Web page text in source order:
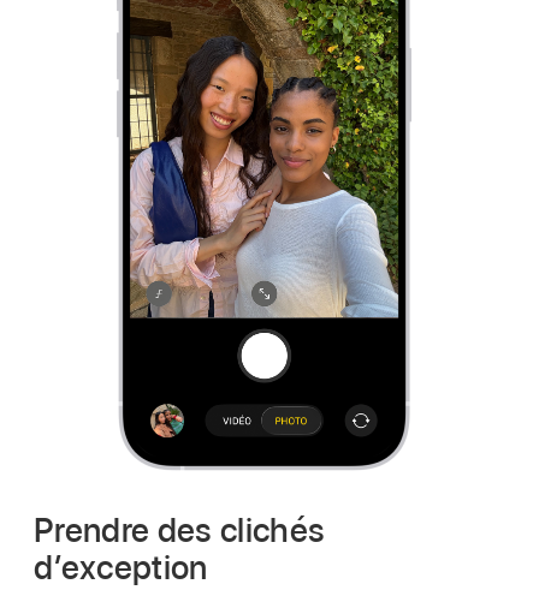
Prendre des clichés
d’exception